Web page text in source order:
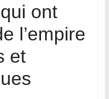
ont
l’empire
et